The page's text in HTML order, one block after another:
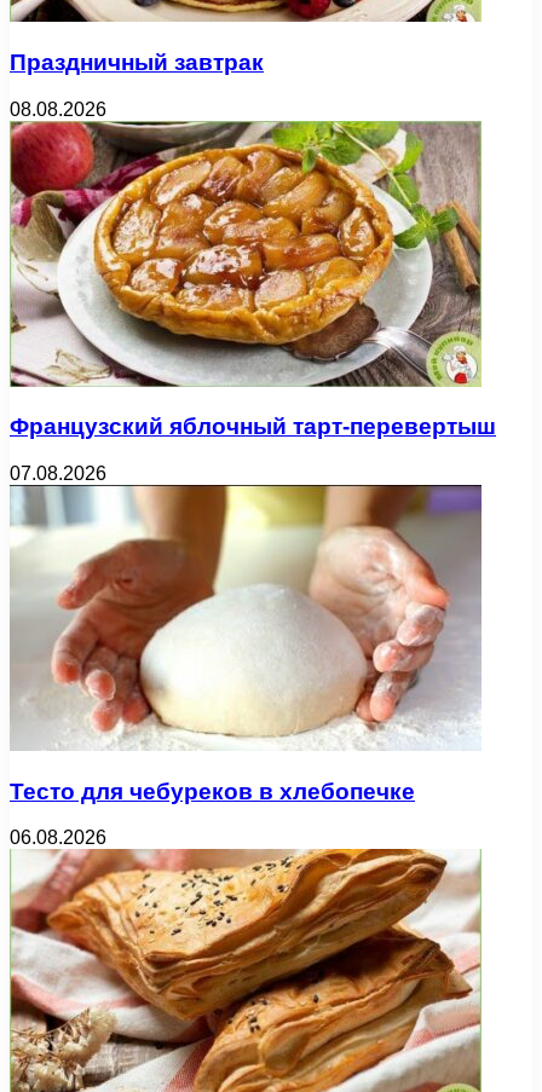
Праздничный завтрак
08.08.2026
Французский яблочный тарт-перевертыш
07.08.2026
Тесто для чебуреков в хлебопечке
06.08.2026